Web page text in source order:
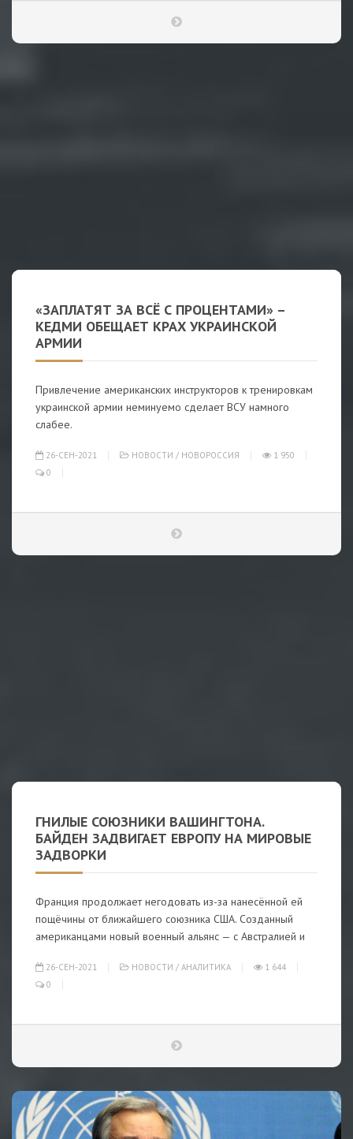
«ЗАПЛАТЯТ ЗА ВСЁ С ПРОЦЕНТАМИ» –
КЕДМИ ОБЕЩАЕТ КРАХ УКРАИНСКОЙ
АРМИИ
Привлечение американских инструкторов к тренировкам
украинской армии неминуемо сделает ВСУ намного
слабее.
26-СЕН-2021 НОВОСТИ / НОВОРОССИЯ
1 950
0
ГНИЛЫЕ СОЮЗНИКИ ВАШИНГТОНА.
БАЙДЕН ЗАДВИГАЕТ ЕВРОПУ НА МИРОВЫЕ
ЗАДВОРКИ
Франция продолжает негодовать из-за нанесённой ей
пощёчины от ближайшего союзника США. Созданный
американцами новый военный альянс — с Австралией и
26-СЕН-2021 НОВОСТИ / АНАЛИТИКА
1 644
0